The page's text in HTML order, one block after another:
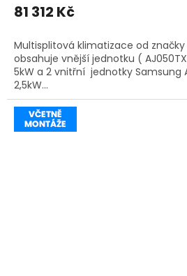
81 312 Kč
Multisplitová klimatizace od
obsahuje vnější jednotku (
5kW a 2 vnitřní jednotky Samsung
2,5kW...